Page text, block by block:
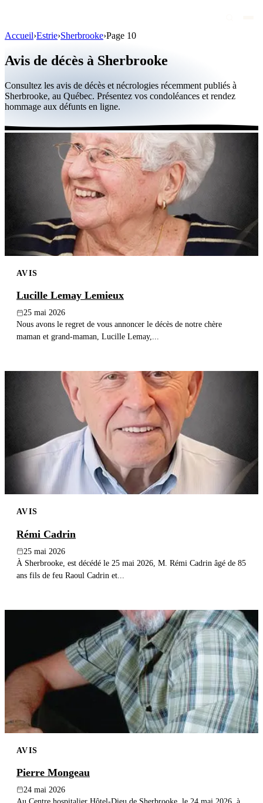
Personnalités publiques
Québec
Canada
International
Maisons funéraires
Éternea
Recherche
Accueil›Estrie›Sherbrooke›Page 10
Avis de décès à Sherbrooke
Consultez les avis de décès et nécrologies récemment publiés à
Sherbrooke, au Québec. Présentez vos condoléances et rendez
hommage aux défunts en ligne.
AVIS
Lucille Lemay Lemieux
25 mai 2026
Nous avons le regret de vous annoncer le décès de notre chère
maman et grand-maman, Lucille Lemay,...
AVIS
Rémi Cadrin
25 mai 2026
À Sherbrooke, est décédé le 25 mai 2026, M. Rémi Cadrin âgé de 85
ans fils de feu Raoul Cadrin et...
AVIS
Pierre Mongeau
24 mai 2026